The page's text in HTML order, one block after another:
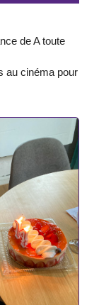
de A toute
au cinéma pour